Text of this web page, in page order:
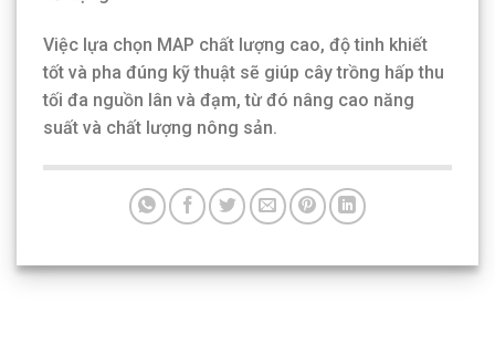
Việc lựa chọn MAP chất lượng cao, độ tinh khiết
tốt và pha đúng kỹ thuật sẽ giúp cây trồng hấp thu
tối đa nguồn lân và đạm, từ đó nâng cao năng
suất và chất lượng nông sản.